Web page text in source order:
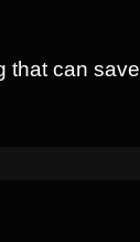
that can save